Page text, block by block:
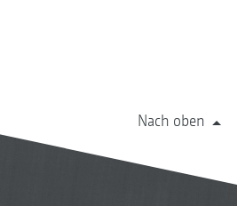
Nach oben